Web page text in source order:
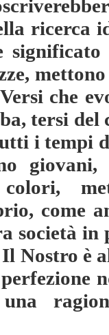
ricerca
che
tersi del
i tempi
come
società
Nostro è
una